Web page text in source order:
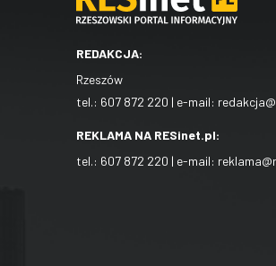
REDAKCJA:
Rzeszów
tel.: 607 872 220 | e-mail:
REKLAMA NA RESinet.pl:
tel.: 607 872 220 | e-mail: